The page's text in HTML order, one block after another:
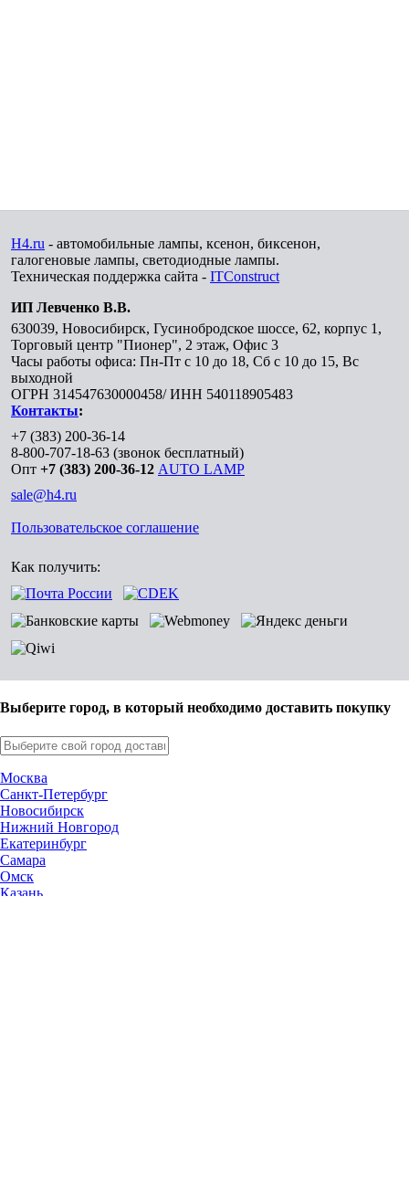
H4.ru - автомобильные лампы, ксенон, биксенон,
галогеновые лампы, светодиодные лампы.
Техническая поддержка сайта - ITConstruct
ИП Левченко В.В.
630039, Новосибирск, Гусинобродское шоссе, 62, корпус 1,
Торговый центр "Пионер", 2 этаж, Офис 3
Часы работы офиса: Пн-Пт с 10 до 18, Сб с 10 до 15, Вс
выходной
ОГРН 314547630000458/ ИНН 540118905483
Контакты:
+7 (383) 200-36-14
8-800-707-18-63 (звонок бесплатный)
Опт +7 (383) 200-36-12 AUTO LAMP
sale@h4.ru
Пользовательское соглашение
Как получить:
Выберите город, в который необходимо доставить покупку
Москва
Санкт-Петербург
Новосибирск
Нижний Новгород
Екатеринбург
Самара
Омск
Казань